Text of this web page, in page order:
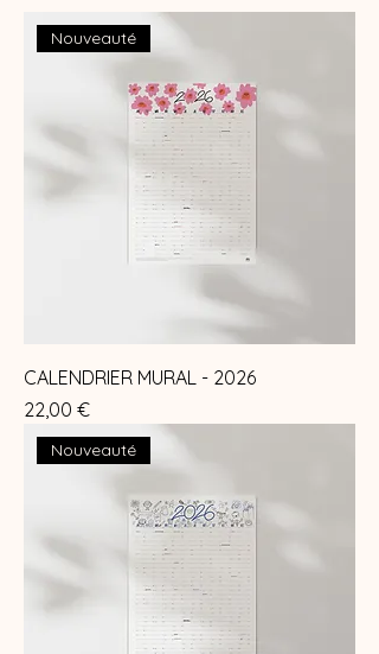
Nouveauté
CALENDRIER MURAL - 2026
Prix
22,00 €
Nouveauté